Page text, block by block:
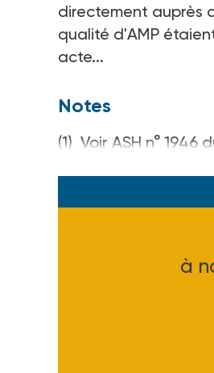
directement auprès
qualité d'AMP
acte...
Notes
(1) Voir ASH n° 1946
à